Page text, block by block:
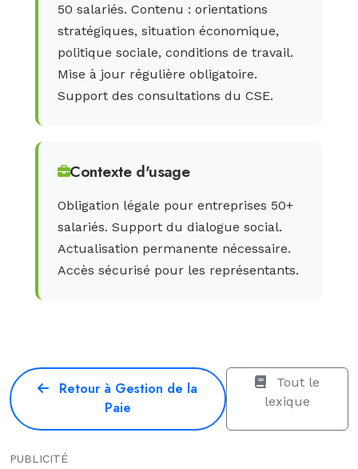
50 salariés. Contenu : orientations
stratégiques, situation économique,
politique sociale, conditions de travail.
Mise à jour régulière obligatoire.
Support des consultations du CSE.
Contexte d'usage
Obligation légale pour entreprises 50+
salariés. Support du dialogue social.
Actualisation permanente nécessaire.
Accès sécurisé pour les représentants.
Retour à Gestion de la
Paie
Tout le
lexique
PUBLICITÉ